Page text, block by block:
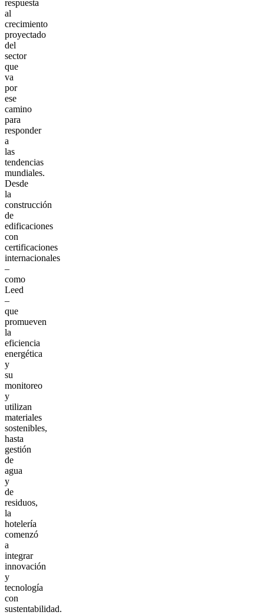
respuesta
al
crecimiento
proyectado
del
sector
que
va
por
ese
camino
para
responder
a
las
tendencias
mundiales.
Desde
la
construcción
de
edificaciones
con
certificaciones
internacionales
–
como
Leed
–
que
promueven
la
eficiencia
energética
y
su
monitoreo
y
utilizan
materiales
sostenibles,
hasta
gestión
de
agua
y
de
residuos,
la
hotelería
comenzó
a
integrar
innovación
y
tecnología
con
sustentabilidad.